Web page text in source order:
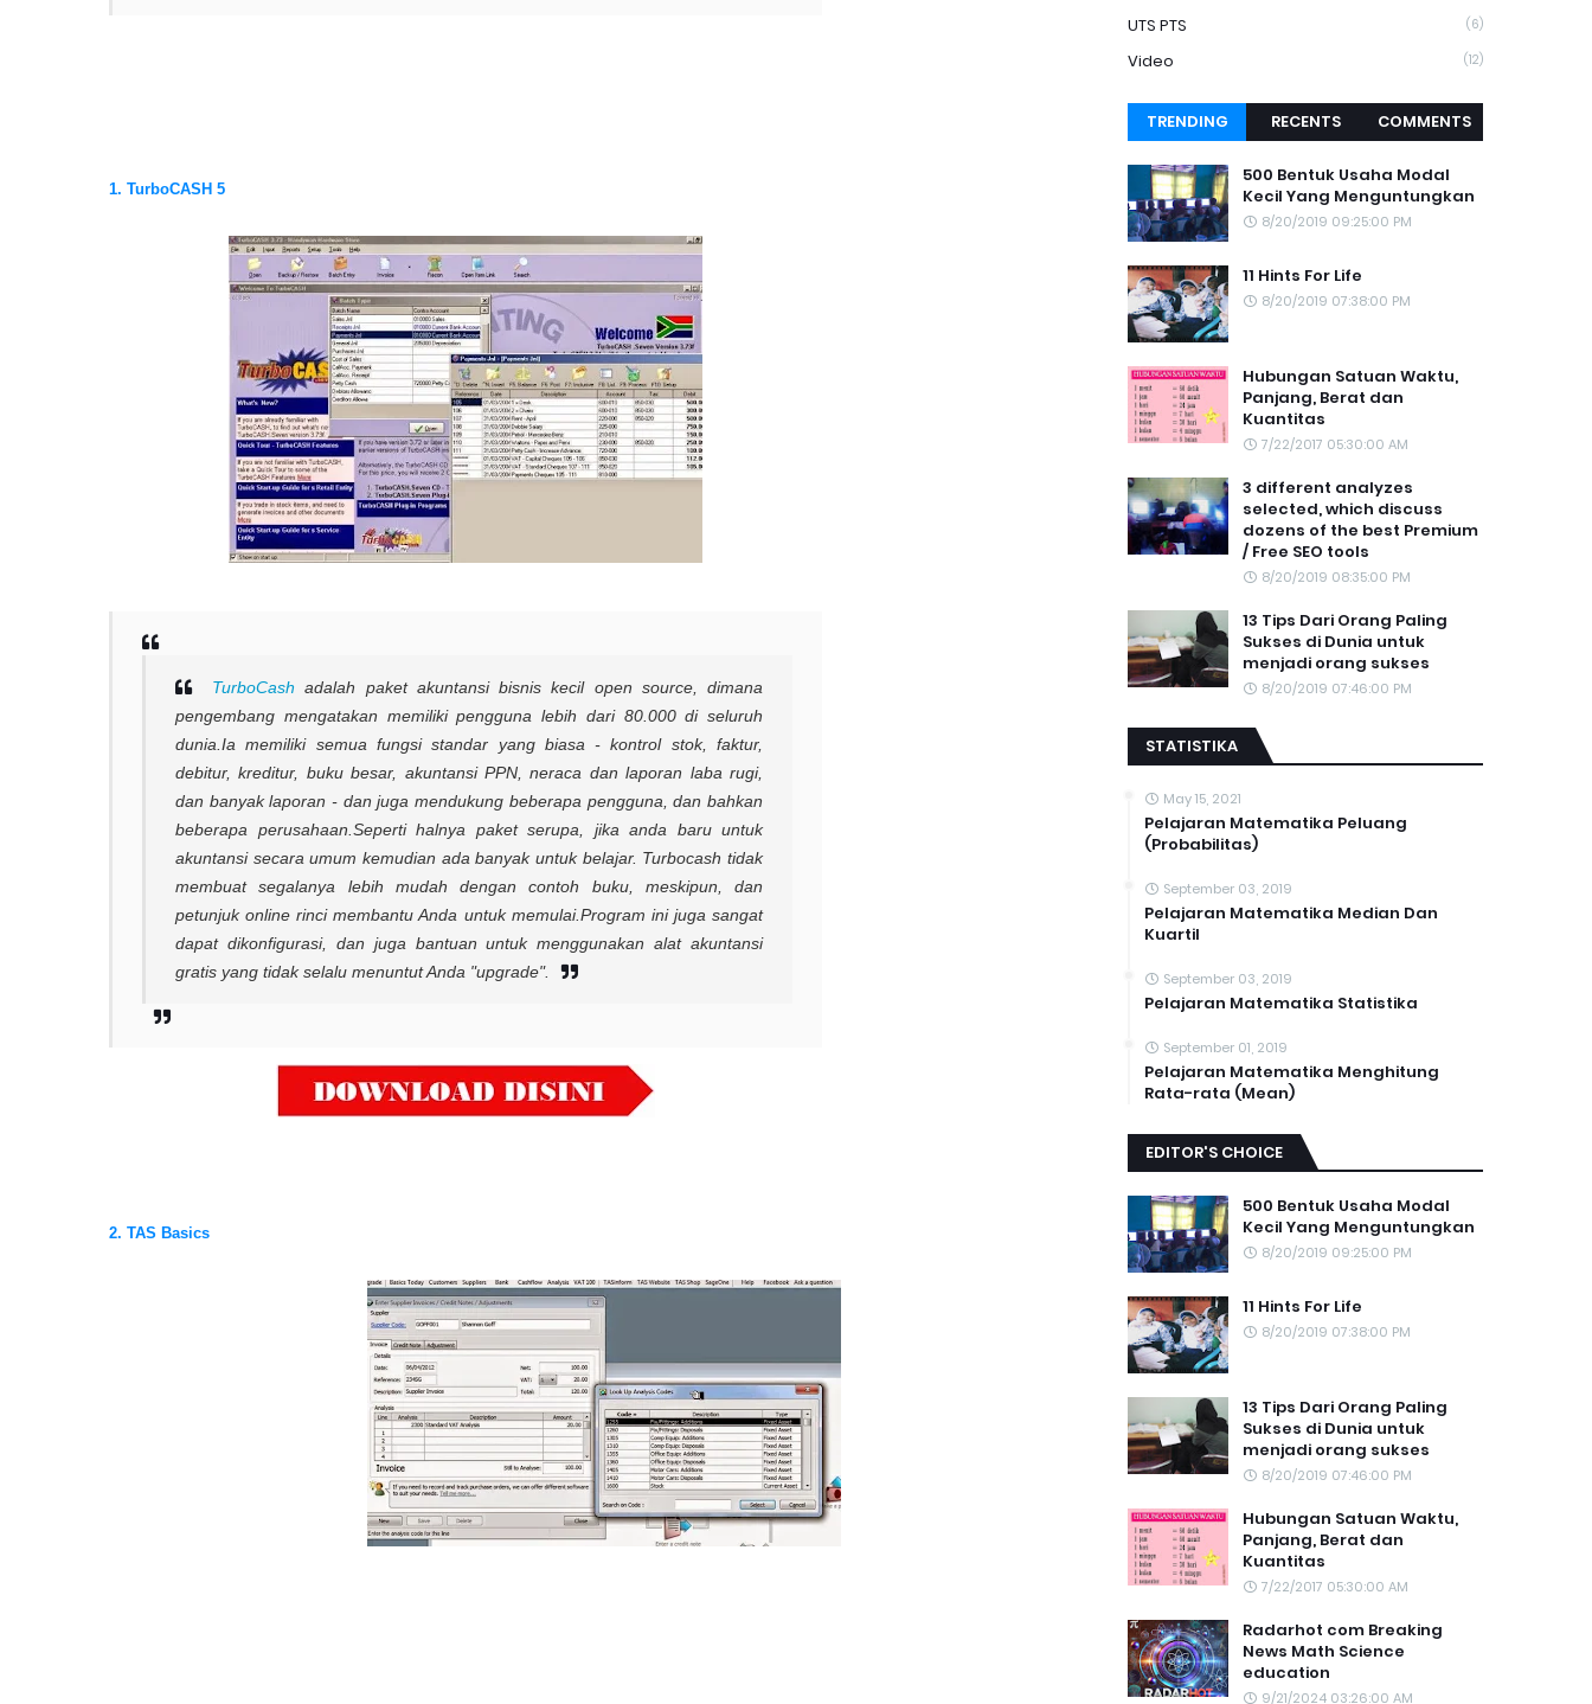
1. TurboCASH 5
TurboCash adalah paket akuntansi bisnis kecil open source, dimana
pengembang mengatakan memiliki pengguna lebih dari 80.000 di seluruh
dunia. Ia memiliki semua fungsi standar yang biasa - kontrol stok, faktur,
debitur, kreditur, buku besar, akuntansi PPN, neraca dan laporan laba rugi,
dan banyak laporan - dan juga mendukung beberapa pengguna, dan bahkan
beberapa perusahaan. Seperti halnya paket serupa, jika anda baru untuk
akuntansi secara umum kemudian ada banyak untuk belajar. Turbocash tidak
membuat segalanya lebih mudah dengan contoh buku, meskipun, dan
petunjuk online rinci membantu Anda untuk memulai.Program ini juga sangat
dapat dikonfigurasi, dan juga bantuan untuk menggunakan alat akuntansi
gratis yang tidak selalu menuntut Anda "upgrade".
2. TAS Basics
UTS PTS (6)
Video (12)
TRENDING
TOPIC
RECENTS COMMENTS
500 Bentuk Usaha Modal
Kecil Yang Menguntungkan
8/20/2019 09:25:00 PM
11 Hints For Life
8/20/2019 07:38:00 PM
Hubungan Satuan Waktu,
Panjang, Berat dan
Kuantitas
7/22/2017 05:30:00 AM
3 different analyzes
selected, which discuss
dozens of the best Premium
/ Free SEO tools
8/20/2019 08:35:00 PM
13 Tips Dari Orang Paling
Sukses di Dunia untuk
menjadi orang sukses
8/20/2019 07:46:00 PM
STATISTIKA
May 15, 2021
Pelajaran Matematika Peluang
(Probabilitas)
September 03, 2019
Pelajaran Matematika Median Dan
Kuartil
September 03, 2019
Pelajaran Matematika Statistika
September 01, 2019
Pelajaran Matematika Menghitung
Rata-rata (Mean)
EDITOR'S CHOICE
500 Bentuk Usaha Modal
Kecil Yang Menguntungkan
8/20/2019 09:25:00 PM
11 Hints For Life
8/20/2019 07:38:00 PM
13 Tips Dari Orang Paling
Sukses di Dunia untuk
menjadi orang sukses
8/20/2019 07:46:00 PM
Hubungan Satuan Waktu,
Panjang, Berat dan
Kuantitas
7/22/2017 05:30:00 AM
Radarhot com Breaking
News Math Science
education
9/21/2024 03:26:00 AM